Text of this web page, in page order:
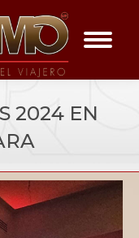
2024 EN